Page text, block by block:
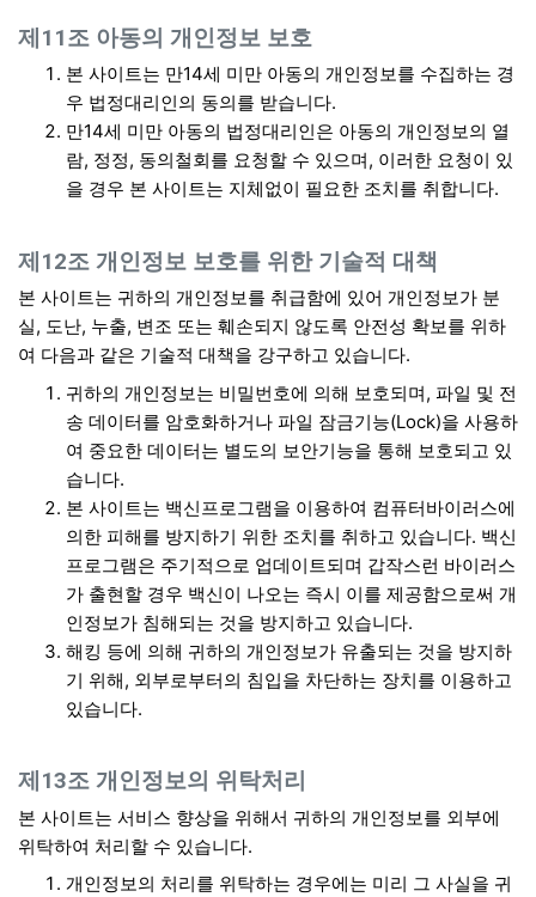
제11조 아동의 개인정보 보호
본 사이트는 만14세 미만 아동의 개인정보를 수집하는 경
우 법정대리인의 동의를 받습니다.
만14세 미만 아동의 법정대리인은 아동의 개인정보의 열
람, 정정, 동의철회를 요청할 수 있으며, 이러한 요청이 있
을 경우 본 사이트는 지체없이 필요한 조치를 취합니다.
제12조 개인정보 보호를 위한 기술적 대책
본 사이트는 귀하의 개인정보를 취급함에 있어 개인정보가 분
실, 도난, 누출, 변조 또는 훼손되지 않도록 안전성 확보를 위하
여 다음과 같은 기술적 대책을 강구하고 있습니다.
귀하의 개인정보는 비밀번호에 의해 보호되며, 파일 및 전
송 데이터를 암호화하거나 파일 잠금기능(Lock)을 사용하
여 중요한 데이터는 별도의 보안기능을 통해 보호되고 있
습니다.
본 사이트는 백신프로그램을 이용하여 컴퓨터바이러스에
의한 피해를 방지하기 위한 조치를 취하고 있습니다. 백신
프로그램은 주기적으로 업데이트되며 갑작스런 바이러스
가 출현할 경우 백신이 나오는 즉시 이를 제공함으로써 개
인정보가 침해되는 것을 방지하고 있습니다.
해킹 등에 의해 귀하의 개인정보가 유출되는 것을 방지하
기 위해, 외부로부터의 침입을 차단하는 장치를 이용하고
있습니다.
제13조 개인정보의 위탁처리
본 사이트는 서비스 향상을 위해서 귀하의 개인정보를 외부에
위탁하여 처리할 수 있습니다.
개인정보의 처리를 위탁하는 경우에는 미리 그 사실을 귀